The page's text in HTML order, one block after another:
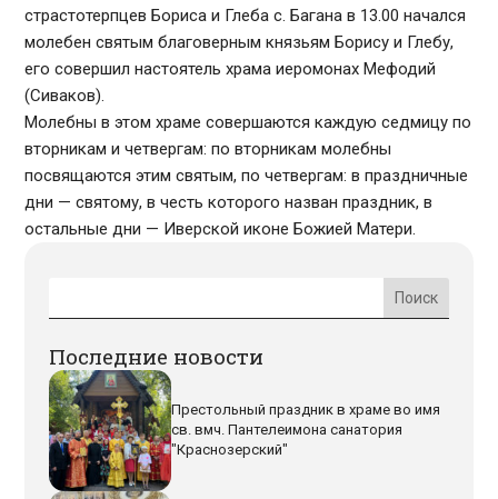
страстотерпцев Бориса и Глеба с. Багана в 13.00 начался
молебен святым благоверным князьям Борису и Глебу,
его совершил настоятель храма иеромонах Мефодий
(Сиваков).
Молебны в этом храме совершаются каждую седмицу по
вторникам и четвергам: по вторникам молебны
посвящаются этим святым, по четвергам: в праздничные
дни — святому, в честь которого назван праздник, в
остальные дни — Иверской иконе Божией Матери.
Последние новости
Престольный праздник в храме во имя
св. вмч. Пантелеимона санатория
"Краснозерский"